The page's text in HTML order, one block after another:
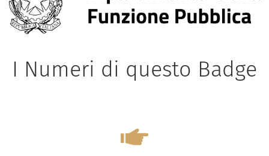
I Numeri di questo Badge